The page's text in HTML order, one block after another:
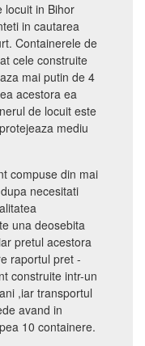
locuit in Bihor
in cautarea
Containerele de
cele construite
mai putin de 4
acestora ea
de locuit este
mediu
compuse din mai
necesitati
una deosebita
pretul acestora
raportul pret -
construite intr-un
,iar transportul
avand in
10 containere.